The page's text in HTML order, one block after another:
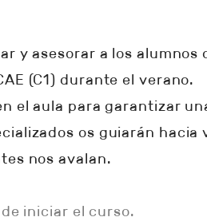
y asesorar a los alumnos
(C1) durante el verano.
el aula para garantizar
os guiarán hacia
nos avalan.
iniciar el curso.